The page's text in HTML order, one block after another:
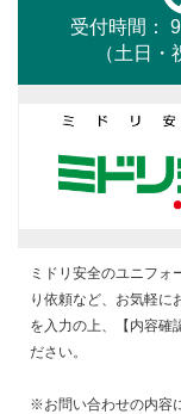
受付時間：
（土日
ミドリ安全のユニフォ
り依頼など、お気軽に
を入力の上、【内容確
ださい。
※お問い合わせの内容